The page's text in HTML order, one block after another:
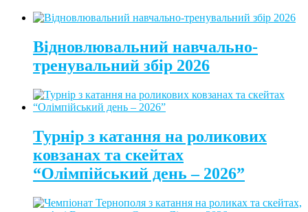
Відновлювальний навчально-
тренувальний збір 2026
Турнір з катання на роликових
ковзанах та скейтах
“Олімпійський день – 2026”